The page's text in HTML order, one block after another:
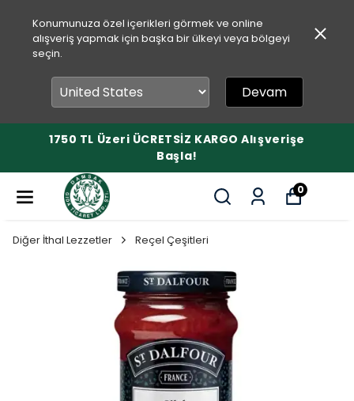
Konumunuza özel içerikleri görmek ve online
alışveriş yapmak için başka bir ülkeyi veya bölgeyi
seçin.
Devam
1750 TL Üzeri ÜCRETSİZ KARGO Alışverişe
Başla!
0
Diğer İthal Lezzetler Reçel Çeşitleri